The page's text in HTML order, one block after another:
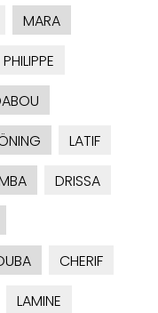
MARA
PHILIPPE
LATIF
DRISSA
CHERIF
LAMINE